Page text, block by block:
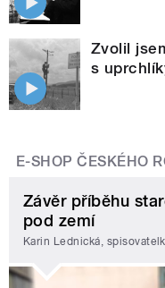
Zvolil
s
E-SHOP ČESKÉHO
Závěr příběhu
pod zemí
Karin Lednická,